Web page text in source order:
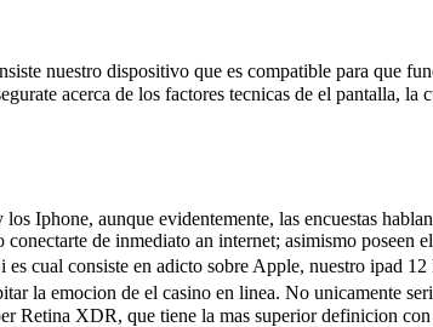
nuestro dispositivo que es compatible para que
acerca de los factores tecnicas de el pantalla, la
Iphone, aunque evidentemente, las encuestas
de inmediato an internet; asimismo poseen
cual consiste en adicto sobre Apple, nuestro ipad
la emocion de el casino en linea. No unicamente
Retina XDR, que tiene la mas superior definicion